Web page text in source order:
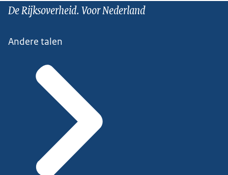
De Rijksoverheid. Voor Nederland
Andere talen